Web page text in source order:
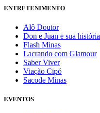
ENTRETENIMENTO
Alô Doutor
Don e Juan e sua história
Flash Minas
Lacrando com Glamour
Saber Viver
Viação Cipó
Sacode Minas
EVENTOS